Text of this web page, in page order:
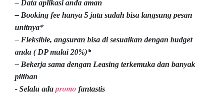
– Data aplikasi anda aman
– Booking fee hanya 5 juta sudah bisa langsung pesan
unitnya*
– Fleksible, angsuran bisa di sesuaikan dengan budget
anda ( DP mulai 20%)*
– Bekerja sama dengan Leasing terkemuka dan banyak
pilihan
- Selalu ada promo fantastis